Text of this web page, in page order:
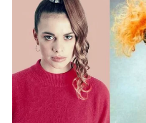
ADVOKAT
WAHANA
INFRASTRUKTUR
WAHANA
KONSUMEN
WAHANA
LISTRIK